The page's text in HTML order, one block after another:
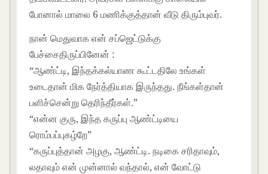
போனால் மாலை 6 மணிக்குத்தான் வீடு திரும்புவர்.
நான் மெதுவாக என் சப்ஜெட்டுக்கு
பேச்சைதிருப்பினேன் :
“ஆண்ட்டி, இந்தக்கல்யாண கூட்டதிலே உங்கள்
உடைதான் மிக நேர்த்தியாக இருந்தது. நீங்கள்தான்
பளிச்சென்று தெரிந்தீர்கள்.”
“என்ன குரு, இந்த கருப்பு ஆண்ட்டியை
ரொம்பப்புகழ்றே”
“கருப்புத்தான் அழகு, ஆண்ட்டி. நடிகை சரிதாவும்,
லதாவும் என் முன்னால் வந்தால், என் வோட்டு